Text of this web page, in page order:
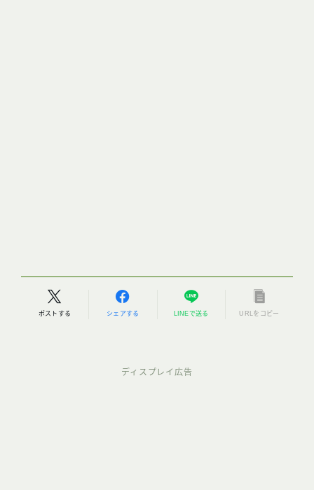
ポストする シェアする LINEで送る URLをコピー
ディスプレイ広告